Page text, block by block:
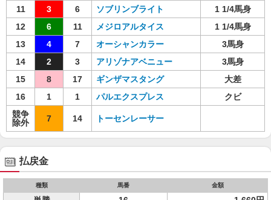
11
3 6 ソブリンブライト
1 1/4馬身
12
6 11 メジロアルタイス
1 1/4馬身
13
4 7 オーシャンカラー
3馬身
14
2 3 アリゾナアベニュー
3馬身
15
8 17 ギンザマスタング
大差
16
1 1 パルエクスプレス
クビ
競争
除外
7 14 トーセンレーサー
払戻金
種類 馬番 金額